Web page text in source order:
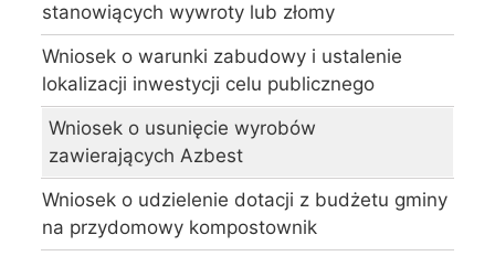
stanowiących wywroty lub złomy
Wniosek o warunki zabudowy i ustalenie
lokalizacji inwestycji celu publicznego
Wniosek o usunięcie wyrobów
zawierających Azbest
Wniosek o udzielenie dotacji z budżetu gminy
na przydomowy kompostownik